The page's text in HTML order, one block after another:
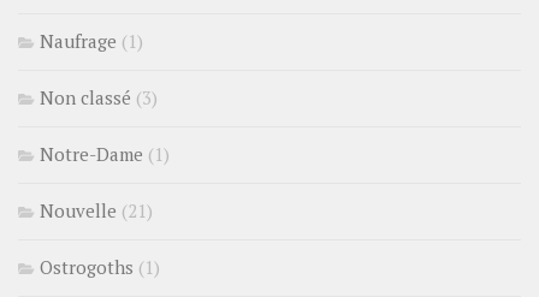
Naufrage (1)
Non classé (3)
Notre-Dame (1)
Nouvelle (21)
Ostrogoths (1)